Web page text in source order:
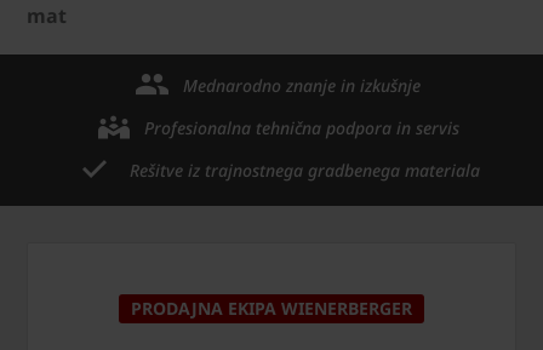
mat
Mednarodno znanje in izkušnje
Profesionalna tehnična podpora in servis
Rešitve iz trajnostnega gradbenega materiala
PRODAJNA EKIPA WIENERBERGER